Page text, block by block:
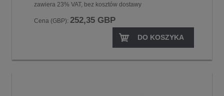
zawiera 23% VAT, bez kosztów dostawy
Cena (GBP): 252,35 GBP
DO KOSZYKA